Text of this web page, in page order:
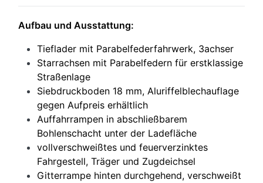
Aufbau und Ausstattung:
Tieflader mit Parabelfederfahrwerk, 3achser
Starrachsen mit Parabelfedern für erstklassige
Straßenlage
Siebdruckboden 18 mm, Aluriffelblechauflage
gegen Aufpreis erhältlich
Auffahrrampen in abschließbarem
Bohlenschacht unter der Ladefläche
vollverschweißtes und feuerverzinktes
Fahrgestell, Träger und Zugdeichsel
Gitterrampe hinten durchgehend, verschweißt